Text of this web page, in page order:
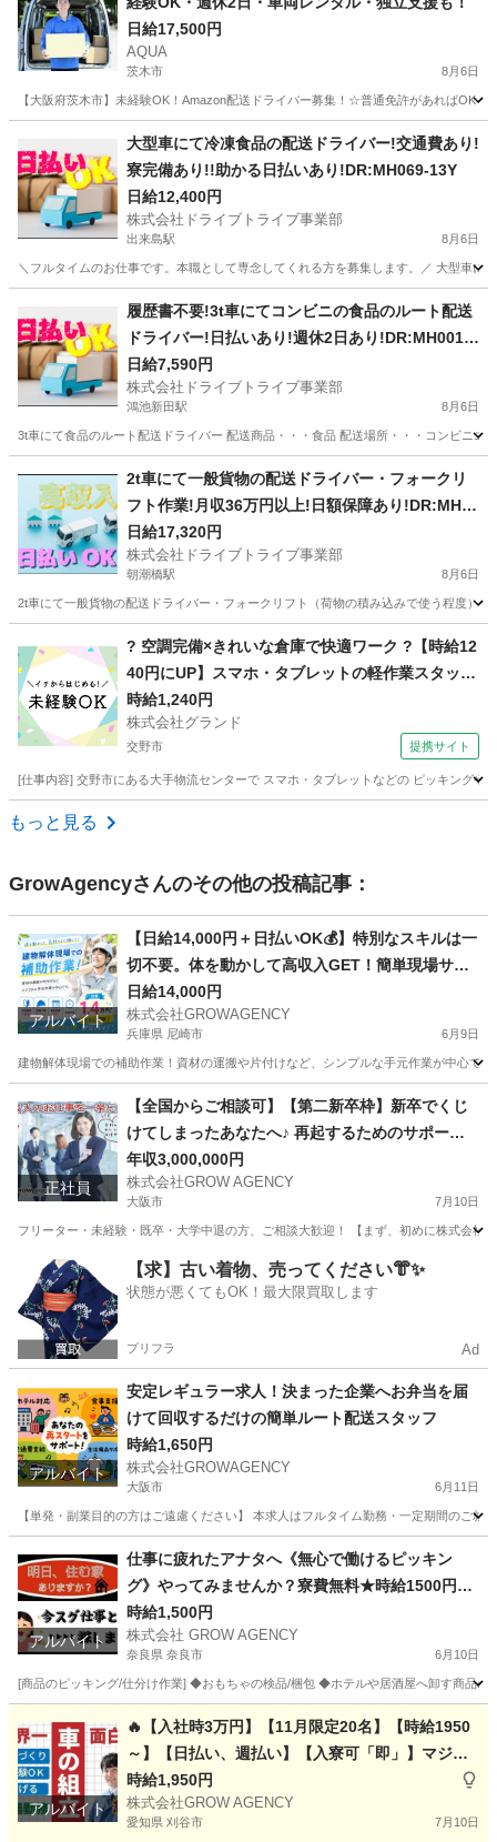
日給17,500円
AQUA
茨木市 8月6日
【大阪府茨木市】未経験OK！Amazon配送ドライバー募集！☆普通免許があればOK
ドライバー Amazon
大型車にて冷凍食品の配送ドライバー!交通費あり!
寮完備あり!!助かる日払いあり!DR:MH069-13Y
日給12,400円
株式会社ドライブトライブ事業部
出来島駅 8月6日
＼フルタイムのお仕事です。本職として専念してくれる方を募集します。／ 大型車
出来島駅 ドライバー トラック
履歴書不要!3t車にてコンビニの食品のルート配送
ドライバー!日払いあり!週休2日あり!DR:MH001-1
3Y
日給7,590円
株式会社ドライブトライブ事業部
鴻池新田駅 8月6日
3t車にて食品のルート配送ドライバー 配送商品・・・食品 配送場所・・・コンビニ
鴻池新田駅 配送 コンビニエンスストア
2t車にて一般貨物の配送ドライバー・フォークリ
フト作業!月収36万円以上!日額保障あり!DR:MH03
7-05Y
日給17,320円
株式会社ドライブトライブ事業部
朝潮橋駅 8月6日
2t車にて一般貨物の配送ドライバー・フォークリフト（荷物の積み込みで使う程度）
朝潮橋駅 ドライバー フォークリフト
? 空調完備×きれいな倉庫で快適ワーク ?【時給12
40円にUP】スマホ・タブレットの軽作業スタッフ
大募集！
時給1,240円
株式会社グランド
交野市 提携サイト
[仕事内容] 交野市にある大手物流センターで スマホ・タブレットなどの ピッキング
大阪 交野市
もっと見る
GrowAgencyさんのその他の投稿記事：
アルバイト
【日給14,000円＋日払いOK💰】特別なスキルは一
切不要。体を動かして高収入GET！簡単現場サポ
ート業務
日給14,000円
株式会社GROWAGENCY
兵庫県 尼崎市 6月9日
建物解体現場での補助作業！資材の運搬や片付けなど、シンプルな手元作業が中心で
その他
正社員
【全国からご相談可】【第二新卒枠】新卒でくじ
けてしまったあなたへ♪ 再起するためのサポート
をさせてください♪
年収3,000,000円
株式会社GROW AGENCY
大阪市 7月10日
フリーター・未経験・既卒・大学中退の方、ご相談大歓迎！ 【まず、初めに株式会
大阪 大阪市 その他 新卒
【求】古い着物、売ってください👘✨
状態が悪くてもOK！最大限買取します
プリフラ Ad
アルバイト
安定レギュラー求人！決まった企業へお弁当を届
けて回収するだけの簡単ルート配送スタッフ
時給1,650円
株式会社GROWAGENCY
大阪市 6月11日
【単発・副業目的の方はご遠慮ください】 本求人はフルタイム勤務・一定期間のご
工場 スタッフ
アルバイト
仕事に疲れたアナタへ《無心で働けるピッキン
グ》やってみませんか？寮費無料★時給1500円★
日払い★最速入寮OK◎
時給1,500円
株式会社 GROW AGENCY
奈良県 奈良市 6月10日
[商品のピッキング/仕分け作業] ◆おもちゃの検品/梱包 ◆ホテルや居酒屋へ卸す商品
軽作業 時給
アルバイト
🔥【入社時3万円】【11月限定20名】【時給1950
～】【日払い、週払い】【入寮可「即」】マジ激
熱です‼
時給1,950円
株式会社GROW AGENCY
愛知県 刈谷市 7月10日